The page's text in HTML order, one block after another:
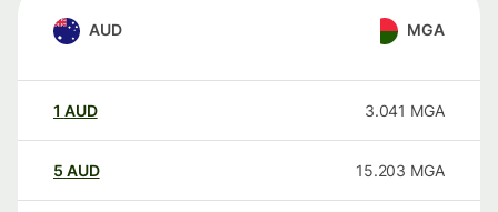
AUD MGA
1 AUD 3.041 MGA
5 AUD 15.203 MGA